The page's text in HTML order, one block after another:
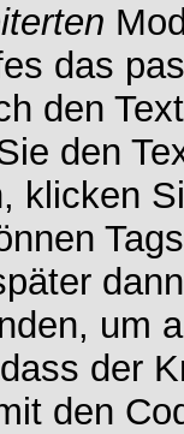
das
den
den
klicken
um
der
den